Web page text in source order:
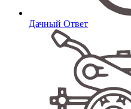
Дачный Ответ